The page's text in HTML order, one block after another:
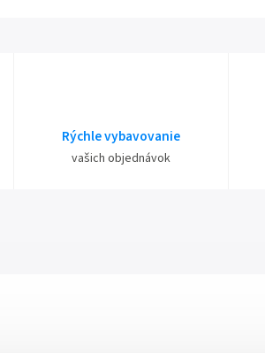
Rýchle vybavovanie
vašich objednávok